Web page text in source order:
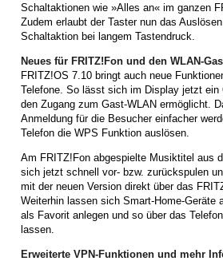
Schaltaktionen wie »Alles an« im ganzen
Zudem erlaubt der Taster nun das
Schaltaktion bei langem Tastendruck.
Neues für FRITZ!Fon und den WLAN-
FRITZ!OS 7.10 bringt auch neue
Telefone. So lässt sich im Display jetzt ein
den Zugang zum Gast-WLAN ermöglicht.
Anmeldung für die Besucher einfacher
Telefon die WPS Funktion auslösen.
Am FRITZ!Fon abgespielte Musiktitel aus
sich jetzt schnell vor- bzw. zurückspulen
mit der neuen Version direkt über das
Weiterhin lassen sich Smart-Home-Geräte
als Favorit anlegen und so über das
lassen.
Erweiterte VPN-Funktionen und mehr